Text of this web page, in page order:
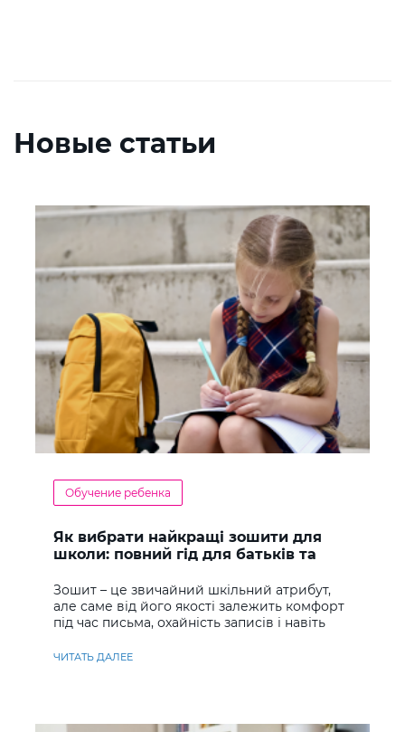
Новые статьи
Обучение ребенка
Як вибрати найкращі зошити для
школи: повний гід для батьків та
Зошит – це звичайний шкільний атрибут,
але саме від його якості залежить комфорт
під час письма, охайність записів і навіть
ЧИТАТЬ ДАЛЕЕ